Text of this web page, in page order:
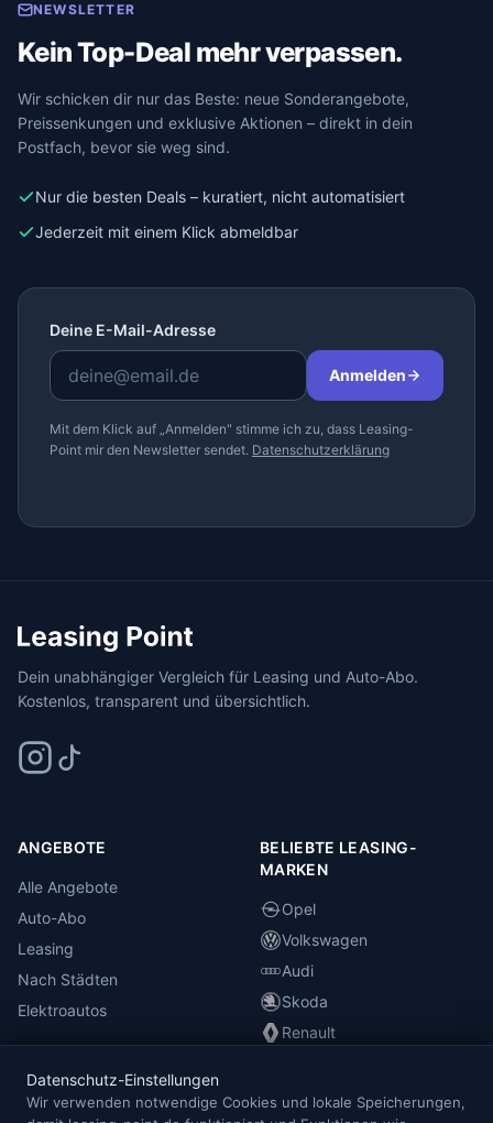
NEWSLETTER
Kein Top-Deal mehr verpassen.
Wir schicken dir nur das Beste: neue Sonderangebote,
Preissenkungen und exklusive Aktionen – direkt in dein
Postfach, bevor sie weg sind.
Nur die besten Deals – kuratiert, nicht automatisiert
Jederzeit mit einem Klick abmeldbar
Deine E-Mail-Adresse
Anmelden
Mit dem Klick auf „Anmelden" stimme ich zu, dass Leasing-
Point mir den Newsletter sendet. Datenschutzerklärung
Dein unabhängiger Vergleich für Leasing und Auto-Abo.
Kostenlos, transparent und übersichtlich.
ANGEBOTE
Alle Angebote
Auto-Abo
Leasing
Nach Städten
Elektroautos
BELIEBTE LEASING-
MARKEN
Opel
Volkswagen
Audi
Skoda
Renault
INFORMATIONEN
Datenschutz-Einstellungen
Wir verwenden notwendige Cookies und lokale Speicherungen,